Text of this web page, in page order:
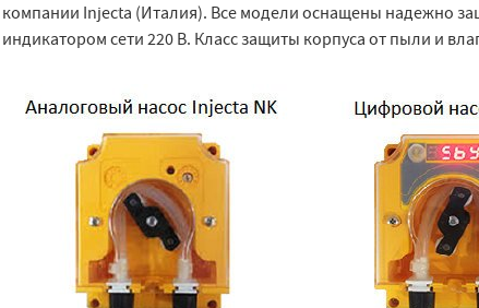
компании Injecta (Италия). Все модели оснащены надежно
индикатором сети 220 В. Класс защиты корпуса от пыли и